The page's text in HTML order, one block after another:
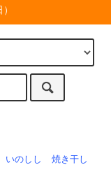
いのしし
焼き干し